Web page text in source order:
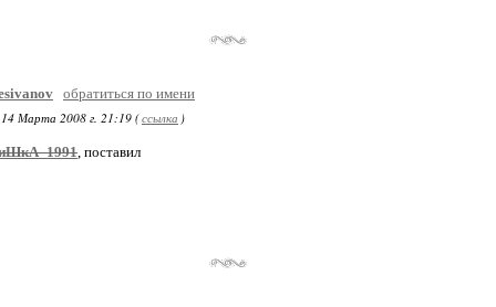
обратиться по имени
Марта 2008 г. 21:19 (ссылка )
, поставил